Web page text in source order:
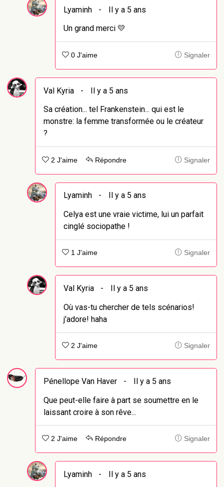
Lyaminh -
Il y a 5 ans
Un grand merci 💛
0 J'aime Signaler
Val Kyria -
Il y a 5 ans
Sa création... tel Frankenstein... qui est le
monstre: la femme transformée ou le créateur
?
2 J'aime Répondre Signaler
Lyaminh -
Il y a 5 ans
Celya est une vraie victime, lui un parfait
cinglé sociopathe !
1 J'aime Signaler
Val Kyria -
Il y a 5 ans
Où vas-tu chercher de tels scénarios!
j'adore! haha
2 J'aime Signaler
Pénellope Van Haver -
Il y a 5 ans
Que peut-elle faire à part se soumettre en le
laissant croire à son rêve...
2 J'aime Répondre Signaler
Lyaminh -
Il y a 5 ans